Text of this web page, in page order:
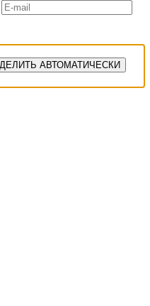
АВТОМАТИЧЕСКИ